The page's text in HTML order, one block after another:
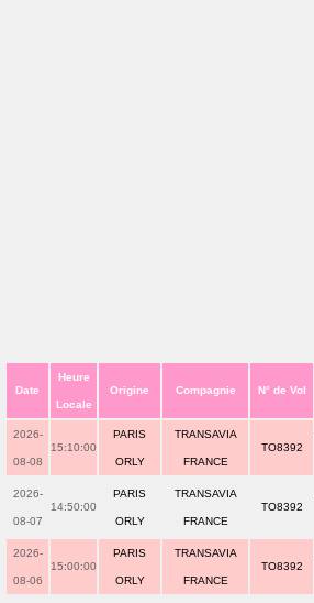
Date
Heure
Locale
Origine Compagnie N° de Vol
2026-
08-08
15:10:00
PARIS
ORLY
TRANSAVIA
FRANCE
TO8392
2026-
08-07
14:50:00
PARIS
ORLY
TRANSAVIA
FRANCE
TO8392
2026-
08-06
15:00:00
PARIS
ORLY
TRANSAVIA
FRANCE
TO8392